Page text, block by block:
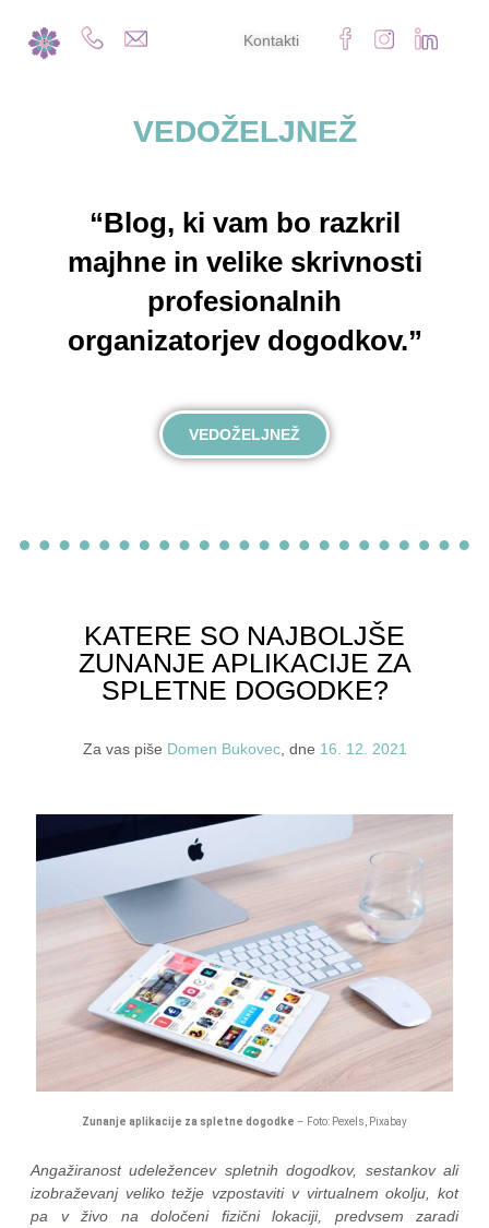
Kontakti
VEDOŽELJNEŽ
“Blog, ki vam bo razkril
majhne in velike skrivnosti
profesionalnih
organizatorjev dogodkov.”
VEDOŽELJNEŽ
KATERE SO NAJBOLJŠE
ZUNANJE APLIKACIJE ZA
SPLETNE DOGODKE?
Za vas piše Domen Bukovec, dne 16. 12. 2021
Zunanje aplikacije za spletne dogodke – Foto: Pexels, Pixabay
Angažiranost udeležencev spletnih dogodkov, sestankov ali
izobraževanj veliko težje vzpostaviti v virtualnem okolju, kot
pa v živo na določeni fizični lokaciji, predvsem zaradi